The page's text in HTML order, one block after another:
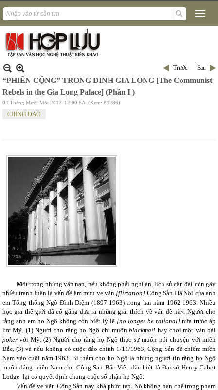
Trước Sau
“PHIẾN CỘNG” TRONG DINH GIA LONG [The Communist
Rebels in the Gia Long Palace] (Phần I )
04 Tháng Mười Một 2013 12:00 SA (Xem: 81286)
CHÍNH ĐẠO
Một trong những vấn nạn, nếu không phải nghi án, lịch sử cận đại còn gây
nhiều tranh luận là vấn đề âm mưu ve vãn [flirtation] Cộng Sản Hà Nội của anh
em Tổng thống Ngô Đình Diệm (1897-1963) trong hai năm 1962-1963. Nhiều
học giả thế giới đã cố gắng đưa ra những giải thích về vấn đề này. Người cho
rằng anh em họ Ngô không còn biết lý lẽ [no longer be rational]nữa trước áp
lực Mỹ. (1)Người cho rằng họ Ngô chỉ muốnblackmail hay chơi một ván bài
pokervới Mỹ.(2) Người cho rằng họ Ngô thực sự muốn nói chuyện với miền
Bắc,(3) và nếu không có cuộc đảo chính 1/11/1963, Cộng Sản đã chiếm miền
Nam vào cuối năm 1963. Bi thảm cho họ Ngô là những người tin rằng họ Ngô
muốn dâng miền Nam cho Cộng Sản Bắc Việt–đặc biệt là Đại sứ Henry Cabot
Lodge–lại có quyết định chung cuộc số phận họ Ngô.
Vấn đề ve vãn Cộng Sản này khá phức tạp. Nó không hạn chế trong phạm